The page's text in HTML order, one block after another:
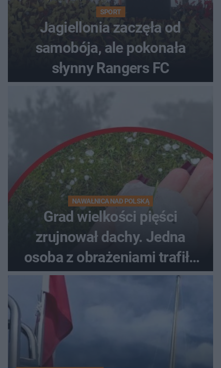
SPORT
Jagiellonia zaczęła od
samobója, ale pokonała
słynny Rangers FC
NAWAŁNICA NAD POLSKĄ
Grad wielkości pięści
zrujnował dachy. Jedna
osoba z obrażeniami trafiła
do szpitala